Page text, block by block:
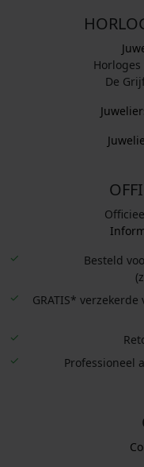
De
Besteld
GRATIS*
Professioneel